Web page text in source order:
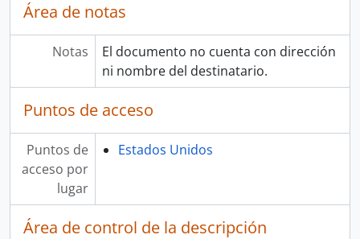
Área de notas
Notas
El documento no cuenta con dirección
ni nombre del destinatario.
Puntos de acceso
Puntos de
acceso por
lugar
Estados Unidos
Área de control de la descripción